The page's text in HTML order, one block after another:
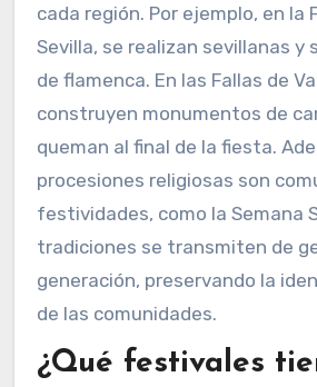
cada región. Por ejemplo, en la
Sevilla, se realizan sevillanas y
de flamenca. En las Fallas de
construyen monumentos de
queman al final de la fiesta.
procesiones religiosas son
festividades, como la Semana
tradiciones se transmiten de
generación, preservando la
de las comunidades.
¿Qué festivales